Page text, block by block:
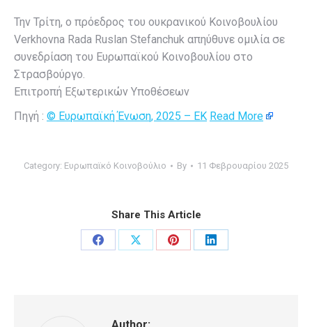
Την Τρίτη, ο πρόεδρος του ουκρανικού Κοινοβουλίου
Verkhovna Rada Ruslan Stefanchuk απηύθυνε ομιλία σε
συνεδρίαση του Ευρωπαϊκού Κοινοβουλίου στο
Στρασβούργο.
Επιτροπή Εξωτερικών Υποθέσεων
Πηγή : © Ευρωπαϊκή Ένωση, 2025 – EK Read More
Category: Ευρωπαϊκό Κοινοβούλιο By 11 Φεβρουαρίου 2025
Share This Article
Share
Share
Share
Share